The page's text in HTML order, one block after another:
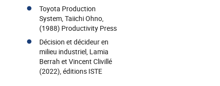
Toyota Production
System, Taiichi Ohno,
(1988) Productivity Press
Décision et décideur en
milieu industriel, Lamia
Berrah et Vincent Clivillé
(2022), éditions ISTE